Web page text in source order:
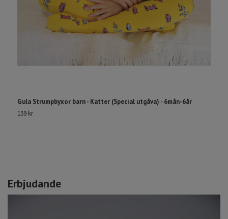
Erbjudande
Gula Strumpbyxor barn - Katter (Special utgåva) - 6mån-6år
159 kr